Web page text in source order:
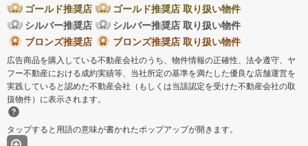
ゴールド推奨店
ゴールド推奨店 取り扱い物件
シルバー推奨店
シルバー推奨店 取り扱い物件
ブロンズ推奨店
ブロンズ推奨店 取り扱い物件
広告商品を購入している不動産会社のうち、物件情報の正確性、法令遵守、ヤ
フー不動産における成約実績等、当社所定の基準を満たした優良な店舗運営を
実践していると認めた不動産会社（もしくは当該認定を受けた不動産会社の取
扱物件）に表示されます。
タップすると用語の意味が書かれたポップアップが開きます。